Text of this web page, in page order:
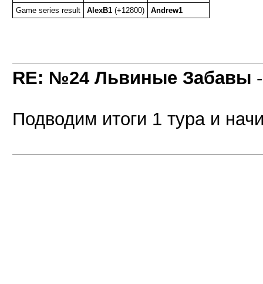
Game series result
AlexB1 (+12800) Andrew1
RE: №24 Львиные Забавы
Подводим итоги 1 тура и